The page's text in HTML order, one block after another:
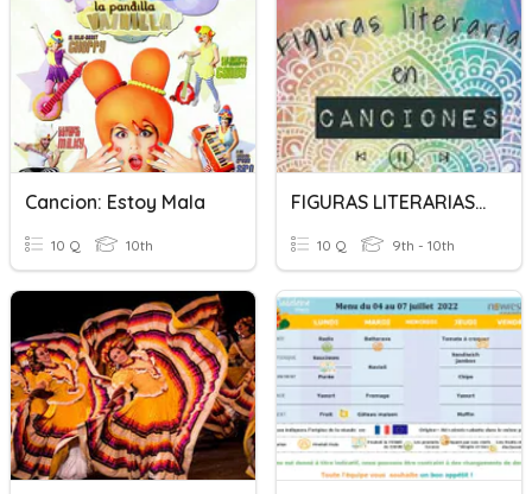
Cancion: Estoy Mala
10 Q 10th
FIGURAS LITERARIAS EN CANCIONES
10 Q 9th - 10th